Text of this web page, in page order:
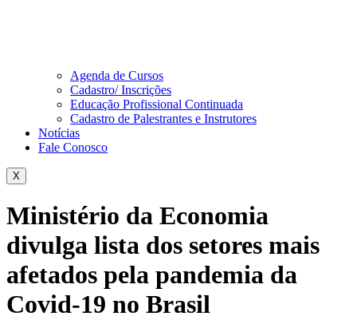
Agenda de Cursos
Cadastro/ Inscrições
Educação Profissional Continuada
Cadastro de Palestrantes e Instrutores
Notícias
Fale Conosco
X
Ministério da Economia
divulga lista dos setores mais
afetados pela pandemia da
Covid-19 no Brasil